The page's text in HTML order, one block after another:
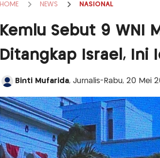
HOME NEWS NASIONAL
Kemlu Sebut 9 WNI
Ditangkap Israel, Ini
Binti Mufarida, Jurnalis-Rabu, 20 Mei